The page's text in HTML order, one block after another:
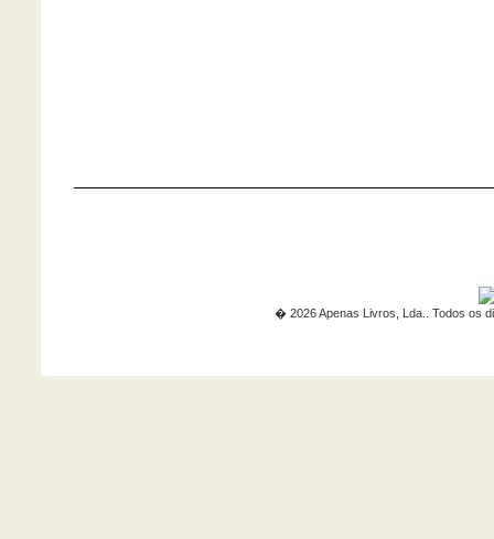
� 2026 Apenas Livros, Lda.. Todos os